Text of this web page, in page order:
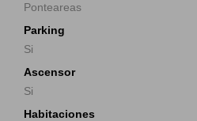
Ponteareas
Parking
Si
Ascensor
Si
Habitaciones